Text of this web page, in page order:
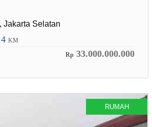
Jakarta Selatan
4 KM
Rp 33.000.000.000
RUMAH